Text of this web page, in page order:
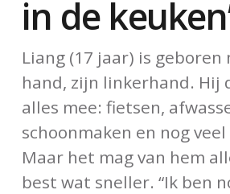
in de
Liang (17 jaar) is geboren
hand, zijn linkerhand. Hij
alles mee: fietsen,
schoonmaken en nog
Maar het mag van hem
best wat sneller. “Ik ben